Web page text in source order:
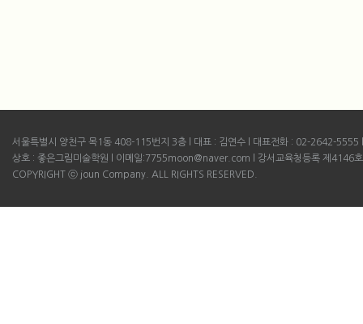
서울특별시 양천구 목1동 408-115번지 3층 l 대표 : 김연수 l 대표전화 : 02-2642-
상호 : 좋은그림미술학원 l 이메일:7755moon@naver.com l 강서교육청등록 제4146호
COPYRIGHT ⓒ joun Company. ALL RIGHTS RESERVED.